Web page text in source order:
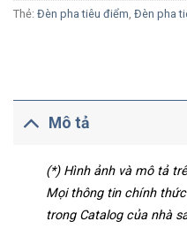
Thẻ: Đèn pha tiêu điểm Đèn pha
Mô tả
(*) Hình ảnh và mô tả
Mọi thông tin chính
trong Catalog của nhà